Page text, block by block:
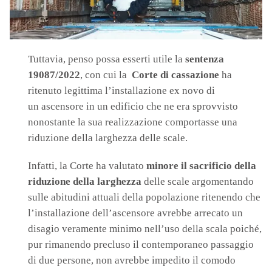
Tuttavia, penso possa esserti utile la sentenza
19087/2022, con cui la Corte di cassazione ha
ritenuto legittima l’installazione ex novo di
un ascensore in un edificio che ne era sprovvisto
nonostante la sua realizzazione comportasse una
riduzione della larghezza delle scale.
Infatti, la Corte ha valutato minore il sacrificio della
riduzione della larghezza delle scale argomentando
sulle abitudini attuali della popolazione ritenendo che
l’installazione dell’ascensore avrebbe arrecato un
disagio veramente minimo nell’uso della scala poiché,
pur rimanendo precluso il contemporaneo passaggio
di due persone, non avrebbe impedito il comodo